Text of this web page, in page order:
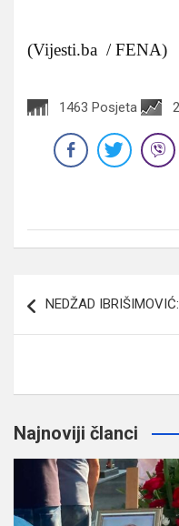
(Vijesti.ba / FENA)
1463 Posjeta
članaka
NEDŽAD
Najnoviji članci